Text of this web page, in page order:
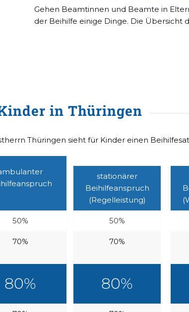
Gehen Beamtinnen und Beamte in
der Beihilfe einige Dinge. Die Übersicht
in Thüringen
Thüringen sieht für Kinder einen
50%
70%
80%
stationärer
Beihilfeanspruch
(Regelleistung)
50%
70%
80%